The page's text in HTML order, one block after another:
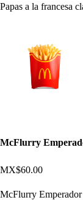
Papas a la francesa
McFlurry
MX$60.00
McFlurry Emperador